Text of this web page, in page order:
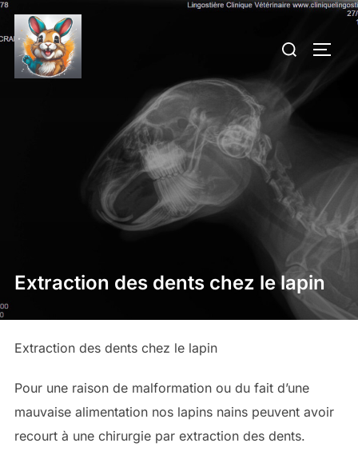
Aller
au
contenu
Rechercher :
Extraction des dents chez le lapin
Extraction des dents chez le lapin
Pour une raison de malformation ou du fait d’une
mauvaise alimentation nos lapins nains peuvent avoir
recourt à une chirurgie par extraction des dents.